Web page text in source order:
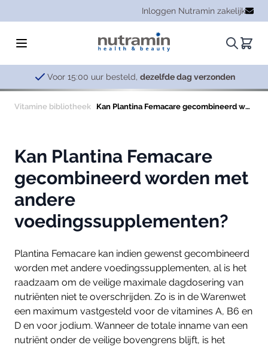
Inloggen Nutramin zakelijk
Zoeken.
Voor 15:00 uur besteld, dezelfde dag verzonden
Vitamine bibliotheek Kan Plantina Femacare gecombineerd worden met andere voedingssupplementen?
Kan Plantina Femacare
gecombineerd worden met
andere
voedingssupplementen?
Plantina Femacare kan indien gewenst gecombineerd
worden met andere voedingssupplementen, al is het
raadzaam om de veilige maximale dagdosering van
nutriënten niet te overschrijden. Zo is in de Warenwet
een maximum vastgesteld voor de vitamines A, B6 en
D en voor jodium. Wanneer de totale inname van een
nutriënt onder de veilige bovengrens blijft, is het